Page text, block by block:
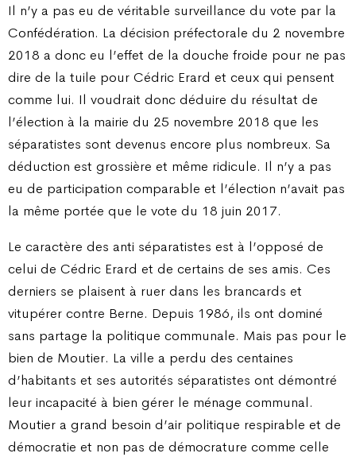
Il n’y a pas eu de véritable surveillance du vote par la
Confédération. La décision préfectorale du 2 novembre
2018 a donc eu l’effet de la douche froide pour ne pas
dire de la tuile pour Cédric Erard et ceux qui pensent
comme lui. Il voudrait donc déduire du résultat de
l’élection à la mairie du 25 novembre 2018 que les
séparatistes sont devenus encore plus nombreux. Sa
déduction est grossière et même ridicule. Il n’y a pas
eu de participation comparable et l’élection n’avait pas
la même portée que le vote du 18 juin 2017.
Le caractère des anti séparatistes est à l’opposé de
celui de Cédric Erard et de certains de ses amis. Ces
derniers se plaisent à ruer dans les brancards et
vitupérer contre Berne. Depuis 1986, ils ont dominé
sans partage la politique communale. Mais pas pour le
bien de Moutier. La ville a perdu des centaines
d’habitants et ses autorités séparatistes ont démontré
leur incapacité à bien gérer le ménage communal.
Moutier a grand besoin d’air politique respirable et de
démocratie et non pas de démocrature comme celle